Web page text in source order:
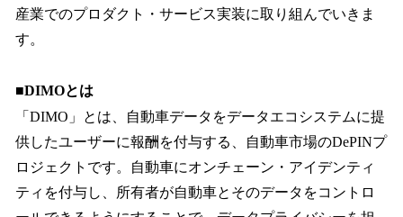
産業でのプロダクト・サービス実装に取り組んでいきま
す。
■DIMOとは
「DIMO」とは、自動車データをデータエコシステムに提
供したユーザーに報酬を付与する、自動車市場のDePINプ
ロジェクトです。自動車にオンチェーン・アイデンティ
ティを付与し、所有者が自動車とそのデータをコントロ